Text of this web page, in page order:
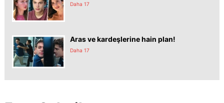
Daha 17
Aras ve kardeşlerine hain plan!
Daha 17